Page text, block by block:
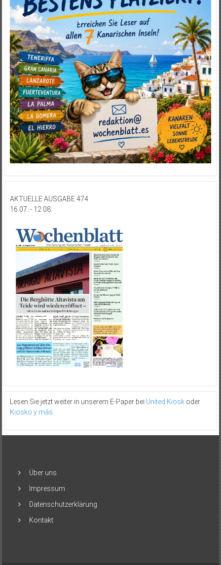
AKTUELLE AUSGABE 474
16.07. - 12.08.
Lesen Sie jetzt weiter in unserem E-Paper bei United Kioskoder
Kiosko y más
Über uns
Impressum
Datenschutzerklärung
Kontakt